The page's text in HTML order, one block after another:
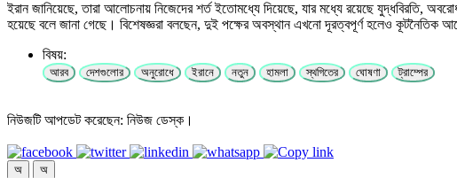
ইরান জানিয়েছে, তারা আলোচনায় নিজেদের শর্ত ইতোমধ্যে দিয়েছে, যার মধ্যে রয়েছে যুদ্ধবিরতি,
হয়েছে বলে জানা গেছে। বিশেষজ্ঞরা বলছেন, দুই পক্ষের অবস্থান এখনো দূরত্বপূর্ণ হলেও কূটনৈতিক
বিষয়:
আরব দেশগুলোর অনুরোধে ইরানে নতুন হামলা স্থগিতের ঘোষণা ট্রাম্পের
নিউজটি আপডেট করেছেন: নিউজ ডেস্ক।
অ অ